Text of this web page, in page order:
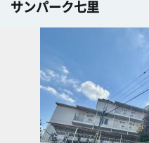
サンパーク七里